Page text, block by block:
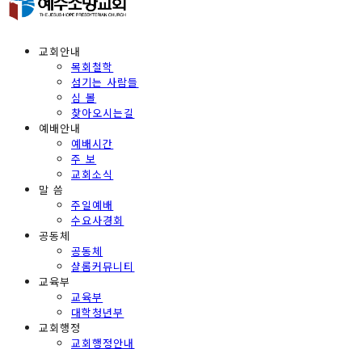
교회안내
목회철학
섬기는 사람들
심 볼
찾아오시는길
예배안내
예배시간
주 보
교회소식
말 씀
주일예배
수요사경회
공동체
공동체
샬롬커뮤니티
교육부
교육부
대학청년부
교회행정
교회행정안내